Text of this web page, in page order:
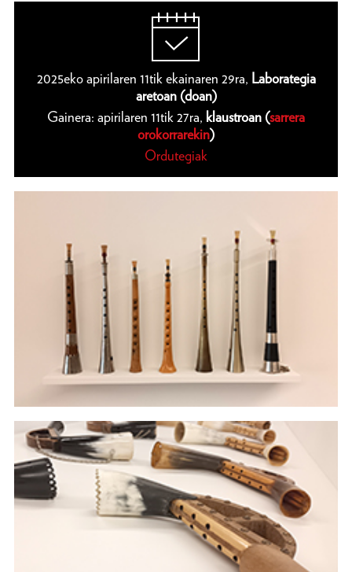
2025eko apirilaren 11tik ekainaren 29ra, Laborategia
aretoan (doan)
Gainera: apirilaren 11tik 27ra, klaustroan (sarrera
orokorrarekin)
Ordutegiak